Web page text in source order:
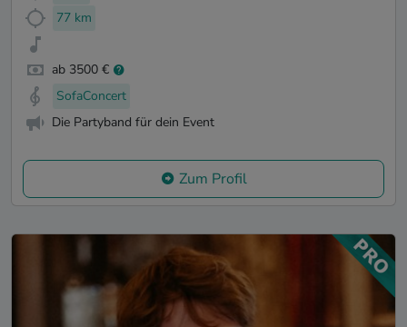
77 km
ab 3500 €
SofaConcert
Die Partyband für dein Event
Zum Profil